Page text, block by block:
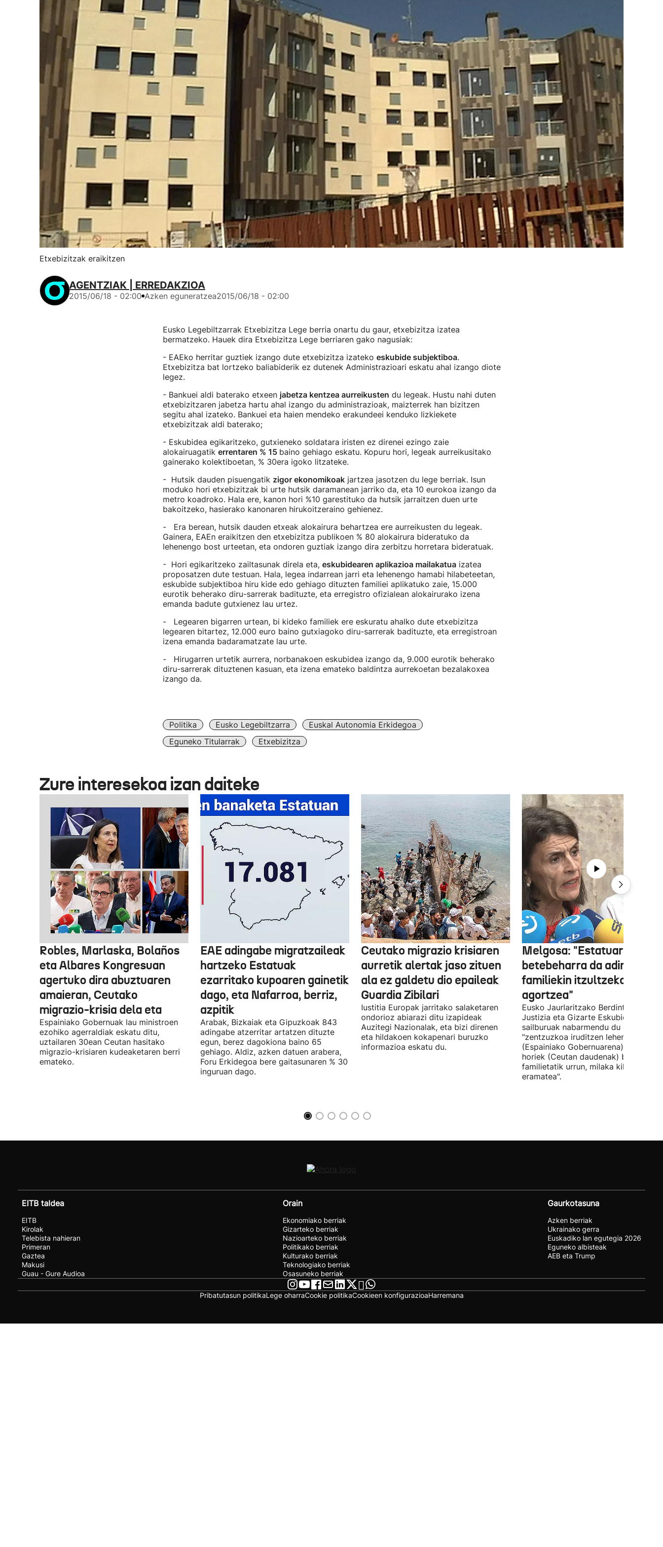
Etxebizitzak eraikitzen
AGENTZIAK | ERREDAKZIOA
2015/06/18 - 02:00 Azken eguneratzea2015/06/18 - 02:00
Eusko Legebiltzarrak Etxebizitza Lege berria onartu du gaur, etxebizitza izatea
bermatzeko. Hauek dira Etxebizitza Lege berriaren gako nagusiak:
- EAEko herritar guztiek izango dute etxebizitza izateko eskubide subjektiboa.
Etxebizitza bat lortzeko baliabiderik ez dutenek Administrazioari eskatu ahal izango diote
legez.
- Bankuei aldi baterako etxeen jabetza kentzea aurreikusten du legeak. Hustu nahi duten
etxebizitzaren jabetza hartu ahal izango du administrazioak, maizterrek han bizitzen
segitu ahal izateko. Bankuei eta haien mendeko erakundeei kenduko lizkiekete
etxebizitzak aldi baterako;
- Eskubidea egikaritzeko, gutxieneko soldatara iristen ez direnei ezingo zaie
alokairuagatik errentaren % 15 baino gehiago eskatu. Kopuru hori, legeak aurreikusitako
gainerako kolektiboetan, % 30era igoko litzateke.
- Hutsik dauden pisuengatik zigor ekonomikoakjartzea jasotzen du lege berriak. Isun
moduko hori etxebizitzak bi urte hutsik daramanean jarriko da, eta 10 eurokoa izango da
metro koadroko. Hala ere, kanon hori %10 garestituko da hutsik jarraitzen duen urte
bakoitzeko, hasierako kanonaren hirukoitzeraino gehienez.
- Era berean, hutsik dauden etxeak alokairura behartzea ere aurreikusten du legeak.
Gainera, EAEn eraikitzen den etxebizitza publikoen % 80 alokairura bideratuko da
lehenengo bost urteetan, eta ondoren guztiak izango dira zerbitzu horretara bideratuak.
- Hori egikaritzeko zailtasunak direla eta, eskubidearen aplikazioa mailakatuaizatea
proposatzen dute testuan. Hala, legea indarrean jarri eta lehenengo hamabi hilabeteetan,
eskubide subjektiboa hiru kide edo gehiago dituzten familiei aplikatuko zaie, 15.000
eurotik beherako diru-sarrerak badituzte, eta erregistro ofizialean alokairurako izena
emanda badute gutxienez lau urtez.
- Legearen bigarren urtean, bi kideko familiek ere eskuratu ahalko dute etxebizitza
legearen bitartez, 12.000 euro baino gutxiagoko diru-sarrerak badituzte, eta erregistroan
izena emanda badaramatzate lau urte.
- Hirugarren urtetik aurrera, norbanakoen eskubidea izango da, 9.000 eurotik beherako
diru-sarrerak dituztenen kasuan, eta izena emateko baldintza aurrekoetan bezalakoxea
izango da.
Politika Eusko Legebiltzarra
Euskal Autonomia Erkidegoa
Eguneko Titularrak
Etxebizitza
Zure interesekoa izan daiteke
Robles, Marlaska, Bolaños
eta Albares Kongresuan
agertuko dira abuztuaren
amaieran, Ceutako
migrazio-krisia dela eta
Espainiako Gobernuak lau ministroen
ezohiko agerraldiak eskatu ditu,
uztailaren 30ean Ceutan hasitako
migrazio-krisiaren kudeaketaren berri
emateko.
EAE adingabe migratzaileak
hartzeko Estatuak
ezarritako kupoaren gainetik
dago, eta Nafarroa, berriz,
azpitik
Arabak, Bizkaiak eta Gipuzkoak 843
adingabe atzerritar artatzen dituzte
egun, berez dagokiona baino 65
gehiago. Aldiz, azken datuen arabera,
Foru Erkidegoa bere gaitasunaren % 30
inguruan dago.
Ceutako migrazio krisiaren
aurretik alertak jaso zituen
ala ez galdetu dio epaileak
Guardia Zibilari
Iustitia Europak jarritako salaketaren
ondorioz abiarazi ditu izapideak
Auzitegi Nazionalak, eta bizi direnen
eta hildakoen kokapenari buruzko
informazioa eskatu du.
Melgosa: "Estatuaren
betebeharra da
familiekin itzultzeko bideak
agortzea"
Eusko Jaurlaritzako Berdintasun,
Justizia eta Gizarte Eskubideetako
sailburuak nabarmendu du ez zaiola
"zentzuzkoa iruditzen lehen
(Espainiako Gobernuarena) adingabe
horiek (Ceutan daudenak) beren
familietatik urrun, milaka
eramatea".
EITB taldea
EITB
Kirolak
Telebista nahieran
Primeran
Gaztea
Makusi
Guau - Gure Audioa
Orain
Ekonomiako berriak
Gizarteko berriak
Nazioarteko berriak
Politikako berriak
Kulturako berriak
Teknologiako berriak
Osasuneko berriak
Gaurkotasuna
Azken berriak
Ukrainako gerra
Euskadiko lan egutegia 2026
Eguneko albisteak
AEB eta Trump
Pribatutasun politikaLege oharraCookie politikaCookieen konfigurazioaHarremana